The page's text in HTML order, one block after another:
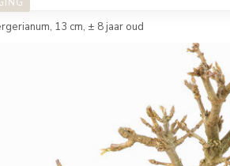
13 cm, ± 8 jaar oud